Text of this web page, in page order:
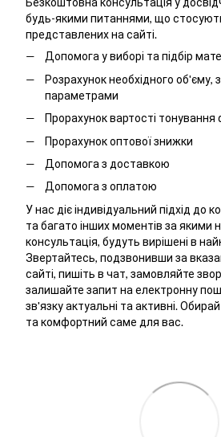
будь-якими питаннями, що
представлених на сайті.
Допомога у виборі та підбір
Розрахунок необхідного об'єму,
параметрами
Прорахунок вартості тонування
Прорахунок оптової знижки
Допомога з доставкою
Допомога з оплатою
У нас діє індивідуальний підхід до
та багато інших моментів за якими
консультація, будуть вирішені в
Звертайтесь, подзвонивши за
сайті, пишіть в чат, замовляйте
залишайте запит на електронну
зв'язку актуальні та активні.
та комфортний саме для вас.